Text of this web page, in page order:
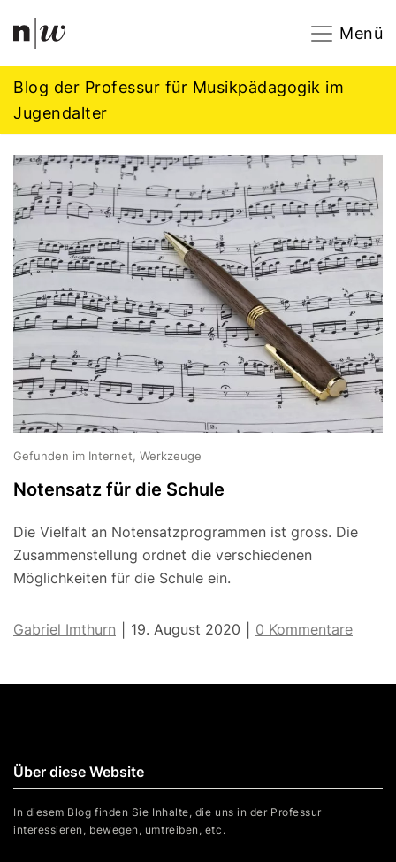
Navigation
Menü
Blog der Professur für Musikpädagogik im
Jugendalter
Gefunden im Internet, Werkzeuge
Notensatz für die Schule
Die Vielfalt an Notensatzprogrammen ist gross. Die
Zusammenstellung ordnet die verschiedenen
Möglichkeiten für die Schule ein.
Gabriel Imthurn 19. August 2020 0 Kommentare
Footer
Über diese Website
In diesem Blog finden Sie Inhalte, die uns in der Professur
interessieren, bewegen, umtreiben, etc.